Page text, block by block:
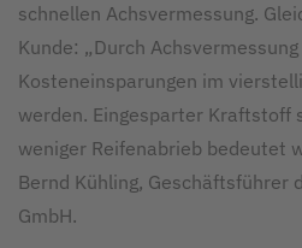
schnellen Achsvermessung.
Kunde: „Durch
Kosteneinsparungen im
werden. Eingesparter Kraftstoff
weniger Reifenabrieb bedeutet
Bernd Kühling, Geschäftsführer
GmbH.